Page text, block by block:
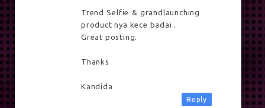
Trend Selfie & grandlaunching
product nya kece badai .
Great posting.
Thanks
Kandida
Reply